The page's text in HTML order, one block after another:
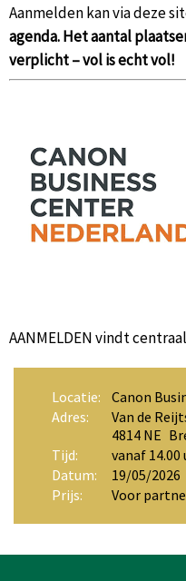
Aanmelden kan via deze
agenda. Het aantal
verplicht – vol is echt vol!
AANMELDEN vindt
Locatie:
Canon
Adres:
Van de
4814 NE
Tijd:
vanaf
Datum:
19/05/2026
Prijs:
Voor